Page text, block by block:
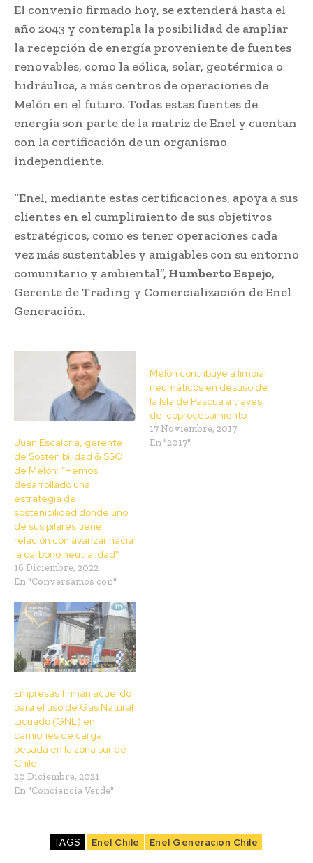
El convenio firmado hoy, se extenderá hasta el
año 2043 y contempla la posibilidad de ampliar
la recepción de energía proveniente de fuentes
renovables, como la eólica, solar, geotérmica o
hidráulica, a más centros de operaciones de
Melón en el futuro. Todas estas fuentes de
energía son parte de la matriz de Enel y cuentan
con la certificación de un organismo
independiente.
“Enel, mediante estas certificaciones, apoya a sus
clientes en el cumplimiento de sus objetivos
estratégicos, como es tener operaciones cada
vez más sustentables y amigables con su entorno
comunitario y ambiental”, Humberto Espejo,
Gerente de Trading y Comercialización de Enel
Generación.
Juan Escalona, gerente
de Sostenibilidad & SSO
de Melón: “Hemos
desarrollado una
estrategia de
sostenibilidad donde uno
de sus pilares tiene
relación con avanzar hacia
la carbono neutralidad”
16 Diciembre, 2022
En "Conversamos con"
Melón contribuye a limpiar
neumáticos en desuso de
la Isla de Pascua a través
del coprocesamiento
17 Noviembre, 2017
En "2017"
Empresas firman acuerdo
para el uso de Gas Natural
Licuado (GNL) en
camiones de carga
pesada en la zona sur de
Chile
20 Diciembre, 2021
En "Conciencia Verde"
TAGS Enel Chile Enel Generación Chile